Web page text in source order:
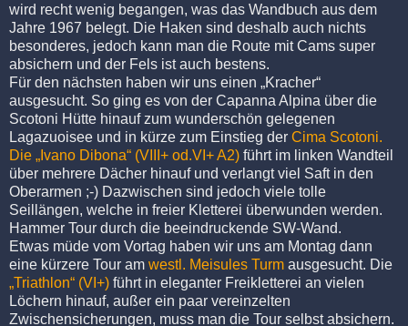
wird recht wenig begangen, was das Wandbuch aus dem
Jahre 1967 belegt. Die Haken sind deshalb auch nichts
besonderes, jedoch kann man die Route mit Cams super
absichern und der Fels ist auch bestens.
Für den nächsten haben wir uns einen „Kracher“
ausgesucht. So ging es von der Capanna Alpina über die
Scotoni Hütte hinauf zum wunderschön gelegenen
Lagazuoisee und in kürze zum Einstieg der Cima Scotoni.
Die „Ivano Dibona“ (VIII+ od.VI+ A2) führt im linken Wandteil
über mehrere Dächer hinauf und verlangt viel Saft in den
Oberarmen ;-) Dazwischen sind jedoch viele tolle
Seillängen, welche in freier Kletterei überwunden werden.
Hammer Tour durch die beeindruckende SW-Wand.
Etwas müde vom Vortag haben wir uns am Montag dann
eine kürzere Tour am westl. Meisules Turm ausgesucht. Die
„Triathlon“ (VI+) führt in eleganter Freikletterei an vielen
Löchern hinauf, außer ein paar vereinzelten
Zwischensicherungen, muss man die Tour selbst absichern.